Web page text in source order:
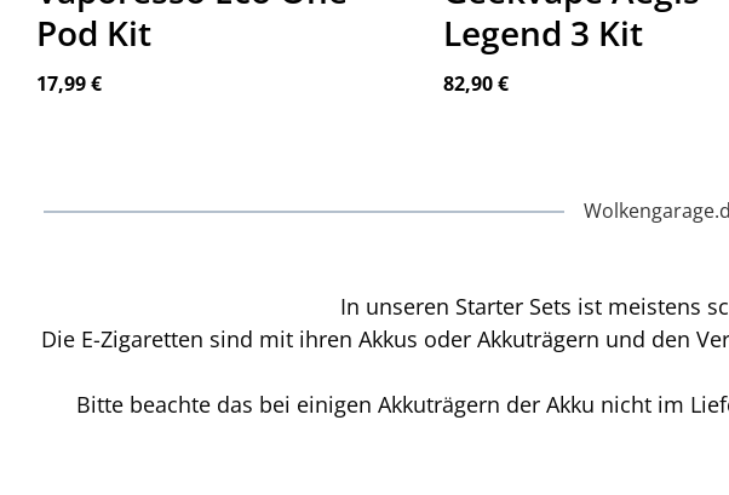
Pod Kit
Regulärer Preis:
17,99 €
Legend 3 Kit
Regulärer Preis:
82,90 €
In unseren Starter Sets ist meistens
Die E-Zigaretten sind mit ihren Akkus oder Akkuträgern und den
Bitte beachte das bei einigen Akkuträgern der Akku nicht im